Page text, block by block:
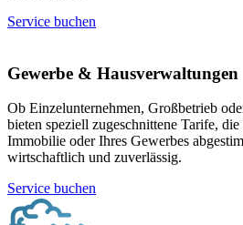
Service buchen
Gewerbe & Hausverwaltungen
Ob Einzelunternehmen, Großbetrieb
bieten speziell zugeschnittene Tarife,
Immobilie oder Ihres Gewerbes
wirtschaftlich und zuverlässig.
Service buchen